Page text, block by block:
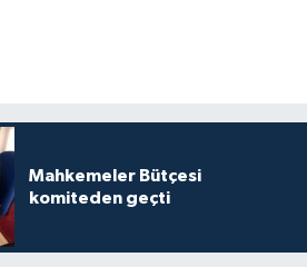
Mahkemeler Bütçesi
komiteden geçti